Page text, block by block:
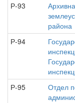
Р-93
района
Р-94
Р-95
Отдел